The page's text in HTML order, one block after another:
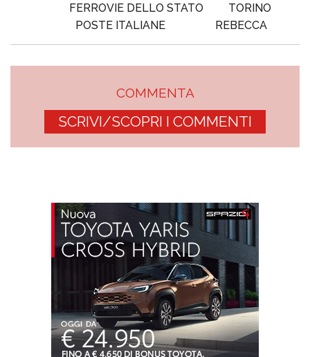
FERROVIE DELLO STATO
TORINO
POSTE ITALIANE
REBECCA
COMMENTA
SCRIVI/SCOPRI I COMMENTI